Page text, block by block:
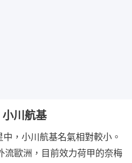
川航基
，小川航基名氣相對較小。
流歐洲，目前效力荷甲的奈梅